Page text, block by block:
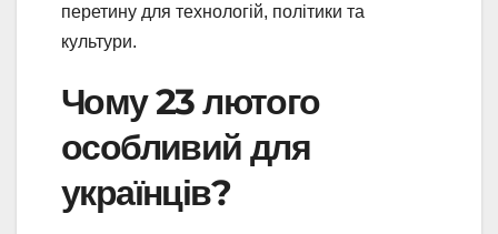
перетину для технологій, політики та
культури.
Чому 23 лютого
особливий для
українців?